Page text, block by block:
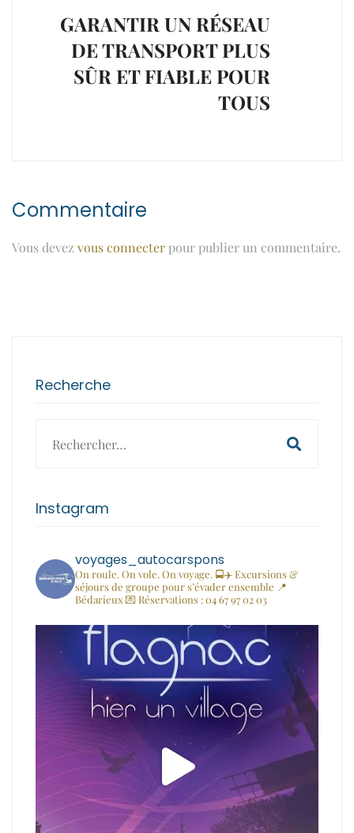
GARANTIR UN RÉSEAU
DE TRANSPORT PLUS
SÛR ET FIABLE POUR
TOUS
Commentaire
Vous devez vous connecter pour publier un commentaire.
Recherche
for:
Instagram
voyages_autocarspons
On roule. On vole. On voyage. 🚍✈️ Excursions &
séjours de groupe pour s’évader ensemble 📍
Bédarieux 💌 Réservations : 04 67 97 02 03